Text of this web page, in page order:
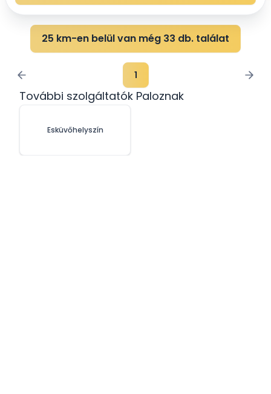
25 km-en belül van még 33 db. találat
1
További szolgáltatók Paloznak
Esküvőhelyszín